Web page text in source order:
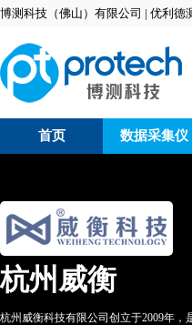
博测科技（佛山）有限公司 | 优利德
首页 数据采集仪
杭州威衡
杭州威衡科技有限公司创立于2009年